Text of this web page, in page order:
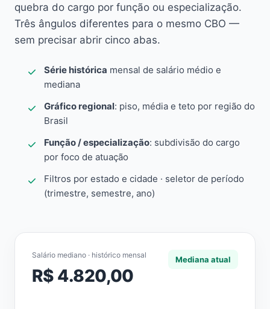
quebra do cargo por função ou especialização.
Três ângulos diferentes para o mesmo CBO —
sem precisar abrir cinco abas.
Série histórica mensal de salário médio e
mediana
Gráfico regional: piso, média e teto por região do
Brasil
Função / especialização: subdivisão do cargo
por foco de atuação
Filtros por estado e cidade · seletor de período
(trimestre, semestre, ano)
Salário mediano · histórico mensal
R$ 4.820,00
Mediana atual